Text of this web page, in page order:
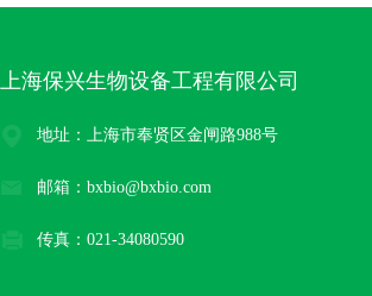
上海保兴生物设备工程有限公司
地址：上海市奉贤区金闸路988号
邮箱：bxbio@bxbio.com
传真：021-34080590